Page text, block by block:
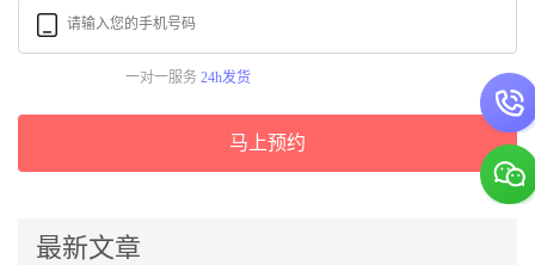
一对一服务 24h发货
马上预约
最新文章